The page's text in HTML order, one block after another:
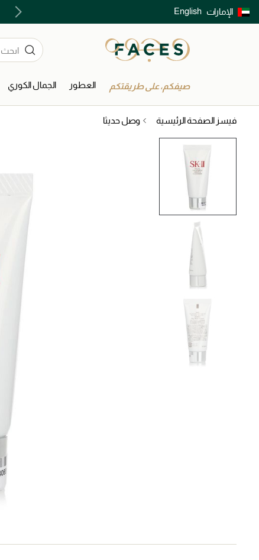
الإمارات English
توصيل سريع على جميع الطلبات ما فوق 299 درهم
صيفكم، على طريقتكم العطور الجمال الكوري
فيسز الصفحة الرئيسية وصل حديثا